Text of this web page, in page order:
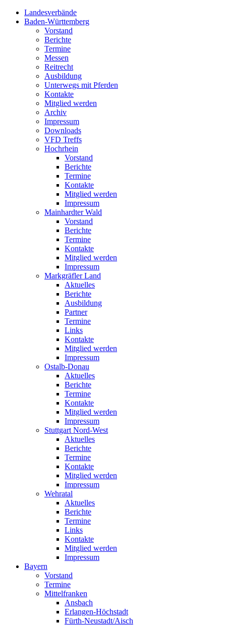
Landesverbände
Baden-Württemberg
Vorstand
Berichte
Termine
Messen
Reitrecht
Ausbildung
Unterwegs mit Pferden
Kontakte
Mitglied werden
Archiv
Impressum
Downloads
VFD Treffs
Hochrhein
Vorstand
Berichte
Termine
Kontakte
Mitglied werden
Impressum
Mainhardter Wald
Vorstand
Berichte
Termine
Kontakte
Mitglied werden
Impressum
Markgräfler Land
Aktuelles
Berichte
Ausbildung
Partner
Termine
Links
Kontakte
Mitglied werden
Impressum
Ostalb-Donau
Aktuelles
Berichte
Termine
Kontakte
Mitglied werden
Impressum
Stuttgart Nord-West
Aktuelles
Berichte
Termine
Kontakte
Mitglied werden
Impressum
Wehratal
Aktuelles
Berichte
Termine
Links
Kontakte
Mitglied werden
Impressum
Bayern
Vorstand
Termine
Mittelfranken
Ansbach
Erlangen-Höchstadt
Fürth-Neustadt/Aisch